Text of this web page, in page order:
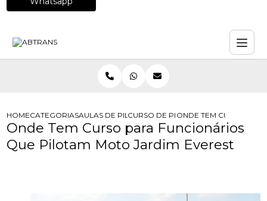
HOMECATEGORIASAULAS DE PILOTAGEM PARA EMPRESAS
CURSO DE PILOTAGEM PARA
ONDE TEM CURSO
Onde Tem Curso para Funcionários
Que Pilotam Moto Jardim Everest